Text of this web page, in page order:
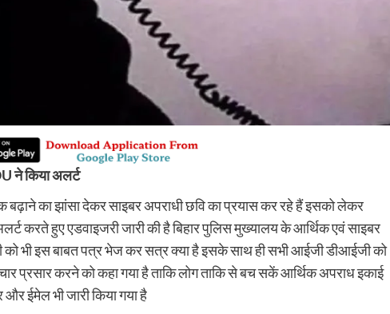
ने किया अलर्ट
बढ़ाने का झांसा देकर साइबर अपराधी छवि का प्रयास कर रहे हैं इसको लेकर
करते हुए एडवाइजरी जारी की है बिहार पुलिस मुख्यालय के आर्थिक एवं साइबर
भी इस बाबत पत्र भेज कर सत्र क्या है इसके साथ ही सभी आईजी डीआईजी को
प्रसार करने को कहा गया है ताकि लोग ताकि से बच सकें आर्थिक अपराध इकाई
ईमेल भी जारी किया गया है